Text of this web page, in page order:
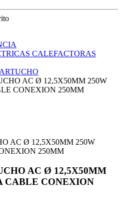
CALEFACTORAS
AC Ø 12,5X50MM 250W
CONEXION 250MM
AC Ø 12,5X50MM
CABLE CONEXION